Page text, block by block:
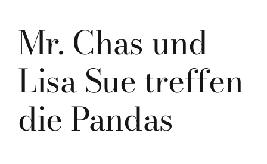
Mr. Chas und
Lisa Sue treffen
die Pandas